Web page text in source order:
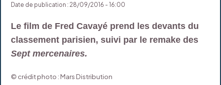
Date de publication : 28/09/2016 - 16:00
Le film de Fred Cavayé prend les devants du
classement parisien, suivi par le remake des
Sept mercenaires.
© crédit photo : Mars Distribution